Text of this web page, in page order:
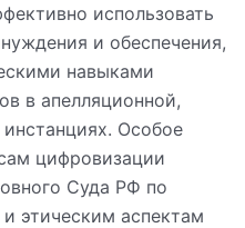
использовать
и обеспечения,
навыками
в апелляционной,
Особое
цифровизации
Суда РФ по
этическим аспектам